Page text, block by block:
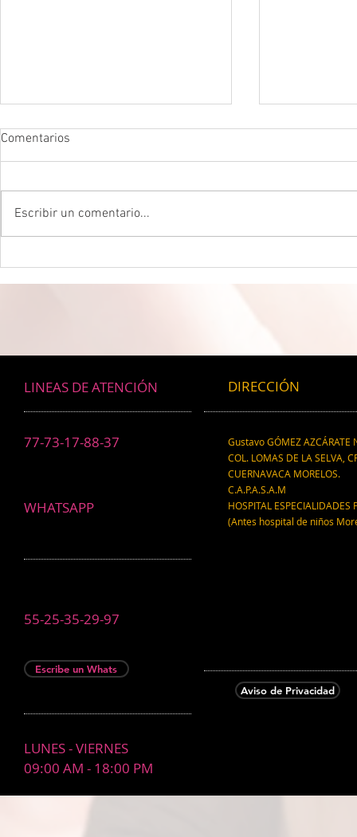
Comentarios
Escribir un comentario...
LINEAS DE ATENCIÓN
77-73-17-88-37
WHATSAPP
DIRECCIÓN
Gustavo GÓMEZ AZCÁRATE
COL. LOMAS DE LA SELVA,
CUERNAVACA MORELOS.
C.A.P.A.S.A.M
HOSPITAL ESPECIALIDADES
(Antes hospital de niños
55-25-35-29-97
Escribe un Whats
Aviso de Privacidad
LUNES - VIERNES
09:00 AM - 18:00 PM